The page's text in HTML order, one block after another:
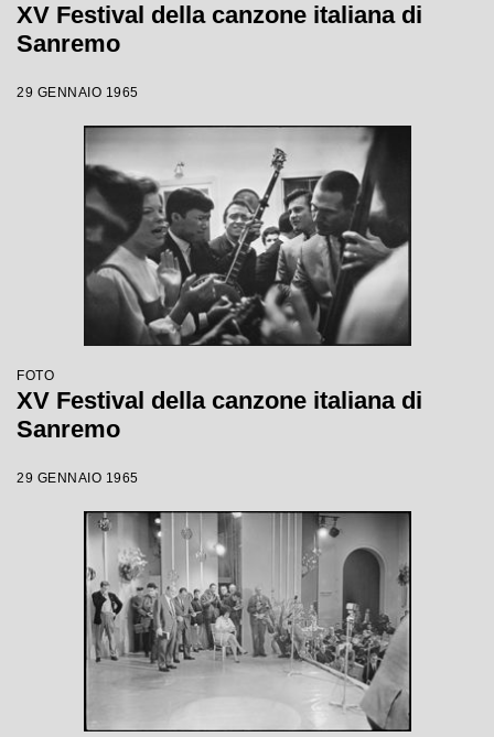
XV Festival della canzone italiana di
Sanremo
29 GENNAIO 1965
FOTO
XV Festival della canzone italiana di
Sanremo
29 GENNAIO 1965